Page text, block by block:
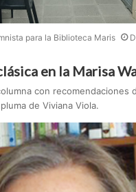
para la Biblioteca Maris
en la Marisa
con recomendaciones
de Viviana Viola.